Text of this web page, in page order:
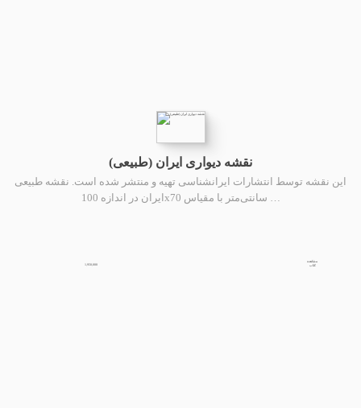
نقشه دیواری ایران (طبیعی)
این نقشه توسط انتشارات ایرانشناسی تهیه و منتشر شده است. نقشه طبیعی
1,950,000
مشاهده
کتاب